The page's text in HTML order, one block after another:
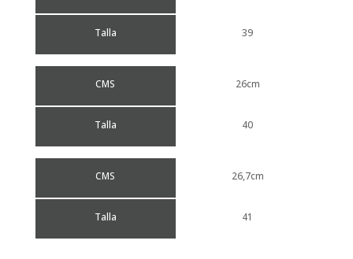
Talla 39
CMS
Talla
26cm
40
CMS
Talla
26,7cm
41